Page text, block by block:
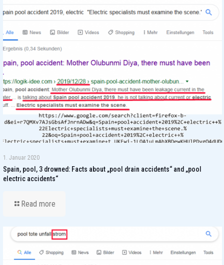
1. Januar 2020
Spain, pool, 3 drowned: Facts about „pool drain accidents“ and „pool
electric accidents“
Read more